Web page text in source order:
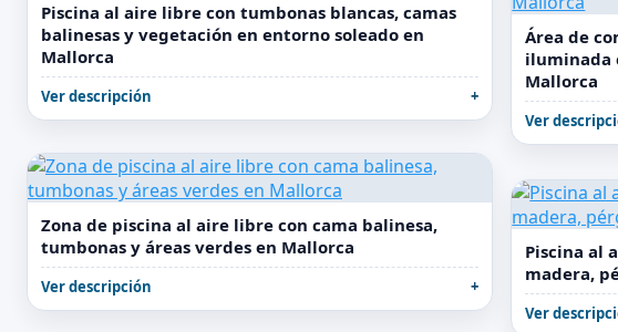
Piscina al aire libre con tumbonas blancas, camas
balinesas y vegetación en entorno soleado en
Mallorca
Ver descripción
Área de
iluminada
Mallorca
Ver
Zona de piscina al aire libre con cama balinesa,
tumbonas y áreas verdes en Mallorca
Ver descripción
Piscina al
madera,
Ver